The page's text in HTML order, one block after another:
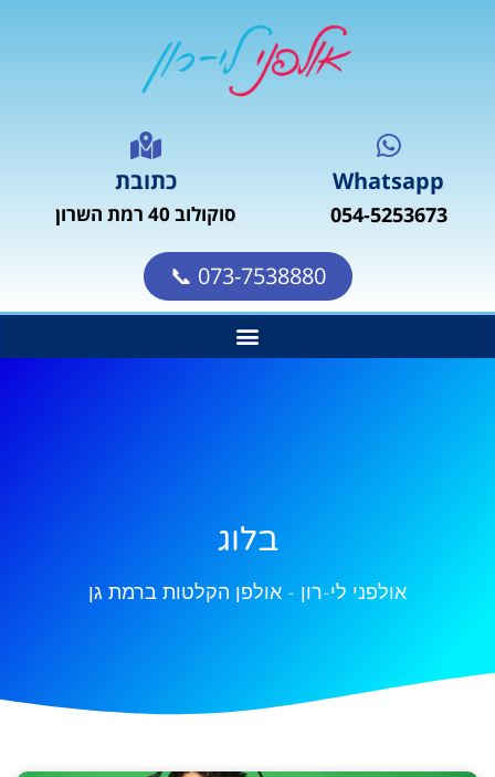
Whatsapp
054-5253673
כתובת
סוקולוב 40 רמת השרון
073-7538880 📞
בלוג
אולפני לי-רון - אולפן הקלטות ברמת גן